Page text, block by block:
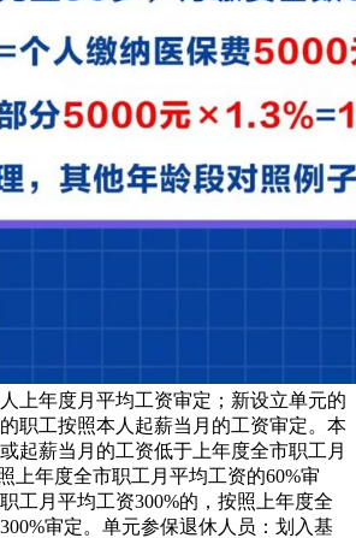
上年度月平均工资审定；新设立单元的
职工按照本人起薪当月的工资审定。本
起薪当月的工资低于上年度全市职工月
上年度全市职工月平均工资的60%审
工月平均工资300%的，按照上年度全
审定。单元参保退休人员：划入基